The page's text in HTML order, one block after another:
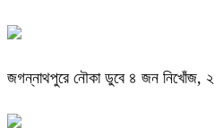
জগন্নাথপুরে নৌকা ডুবে ৪ জন নিখোঁজ,